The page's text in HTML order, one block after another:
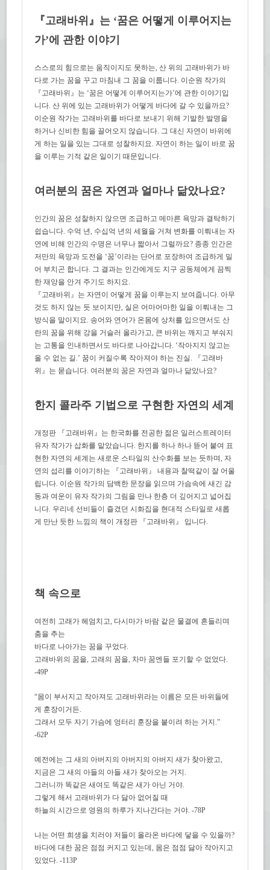
『고래바위』는 ‘꿈은 어떻게 이루어지는
가’에 관한 이야기
스스로의 힘으로는 움직이지도 못하는, 산 위의 고래바위가 바
다로 가는 꿈을 꾸고 마침내 그 꿈을 이룹니다. 이순원 작가의
『고래바위』는 ‘꿈은 어떻게 이루어지는가’에 관한 이야기입
니다. 산 위에 있는 고래바위가 어떻게 바다에 갈 수 있을까요?
이순원 작가는 고래바위를 바다로 보내기 위해 기발한 발명을
하거나 신비한 힘을 끌어오지 않습니다. 그 대신 자연이 바위에
게 하는 일을 있는 그대로 성찰하지요. 자연이 하는 일이 바로 꿈
을 이루는 기적 같은 일이기 때문입니다.
여러분의 꿈은 자연과 얼마나 닮았나요?
인간의 꿈은 성찰하지 않으면 조급하고 메마른 욕망과 결탁하기
쉽습니다. 수억 년, 수십억 년의 세월을 거쳐 변화를 이뤄내는 자
연에 비해 인간의 수명은 너무나 짧아서 그럴까요? 종종 인간은
저만의 욕망과 도전을 ‘꿈’이라는 단어로 포장하여 조급하게 밀
어 부치곤 합니다. 그 결과는 인간에게도 지구 공동체에게 끔찍
한 재앙을 안겨 주기도 하지요.
『고래바위』는 자연이 어떻게 꿈을 이루는지 보여줍니다. 아무
것도 하지 않는 듯 보이지만, 실은 어마어마한 일을 이뤄내는 그
방식을 말이지요. 송어와 연어가 온몸에 상처를 입으면서도 산
란의 꿈을 위해 강을 거슬러 올라가고, 큰 바위는 깨지고 부숴지
는 고통을 인내하면서도 바다로 나아갑니다. ‘작아지지 않고는
올 수 없는 길.’ 꿈이 커질수록 작아져야 하는 진실. 『고래바
위』는 묻습니다. 여러분의 꿈은 자연과 얼마나 닮았나요?
한지 콜라주 기법으로 구현한 자연의 세계
개정판 『고래바위』는 한국화를 전공한 젊은 일러스트레이터
유자 작가가 삽화를 맡았습니다. 한지를 하나 하나 뜯어 붙여 표
현한 자연의 세계는 새로운 스타일의 산수화를 보는 듯하며, 자
연의 섭리를 이야기하는 『고래바위』 내용과 찰떡같이 잘 어울
립니다. 이순원 작가의 담백한 문장을 읽으며 가슴속에 새긴 감
동과 여운이 유자 작가의 그림을 만나 한층 더 깊어지고 넓어집
니다. 우리네 선비들이 즐겼던 시화집을 현대적 스타일로 새롭
게 만난 듯한 느낌의 책이 개정판 『고래바위』 입니다.
책 속으로
여전히 고래가 헤엄치고, 다시마가 바람 같은 물결에 흔들리며
춤을 추는
바다로 나아가는 꿈을 꾸었다.
고래바위의 꿈을, 고래의 꿈을, 차마 꿈엔들 포기할 수 없었다.
-49P
“몸이 부서지고 작아져도 고래바위라는 이름은 모든 바위들에
게 훈장이거든.
그래서 모두 자기 가슴에 엉터리 훈장을 붙이려 하는 거지.”
-62P
예전에는 그 새의 아버지의 아버지의 아버지 새가 찾아왔고,
지금은 그 새의 아들의 아들 새가 찾아오는 거지.
그러니까 똑같은 새여도 똑같은 새가 아닌 거야.
그렇게 해서 고래바위가 다 닳아 없어질 때
하늘의 시간으로 영원의 하루가 지나간다는 거야. -78P
나는 어떤 희생을 치러야 저들이 올라온 바다에 닿을 수 있을까?
바다에 대한 꿈은 점점 커지고 있는데, 몸은 점점 닳아 작아지고
있었다. -113P